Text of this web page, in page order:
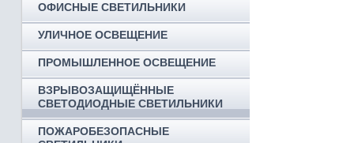
ОФИСНЫЕ СВЕТИЛЬНИКИ
УЛИЧНОЕ ОСВЕЩЕНИЕ
ПРОМЫШЛЕННОЕ ОСВЕЩЕНИЕ
ВЗРЫВОЗАЩИЩЁННЫЕ
СВЕТОДИОДНЫЕ СВЕТИЛЬНИКИ
ПОЖАРОБЕЗОПАСНЫЕ